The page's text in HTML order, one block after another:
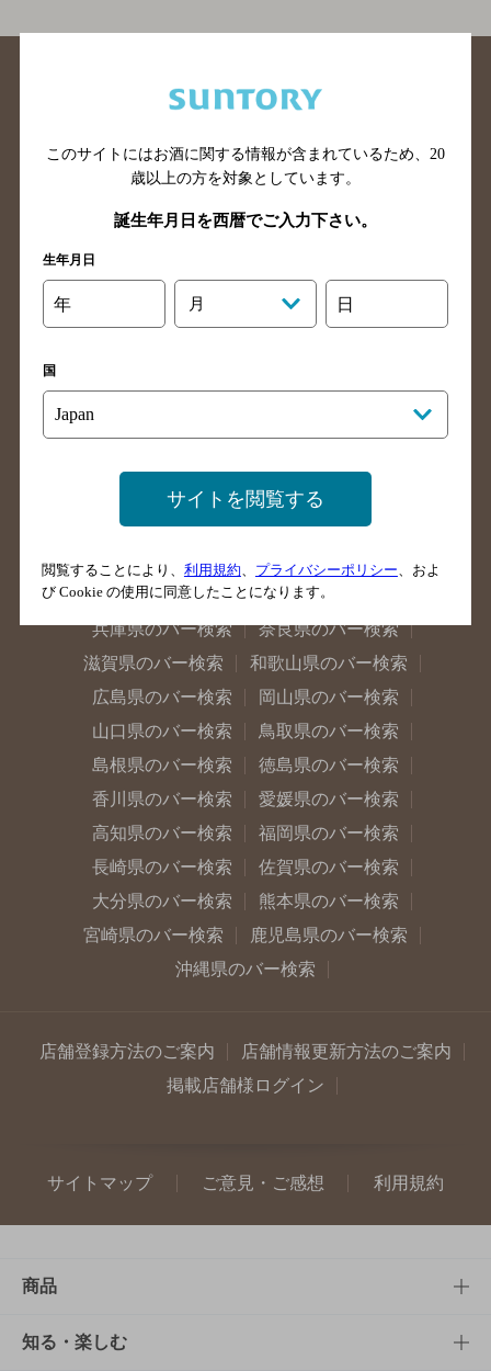
北海道のバー検索
青森県のバー検索
岩手県のバー検索
宮城県のバー検索
秋田県のバー検索
福島県のバー検索
茨城県のバー検索
栃木県のバー検索
群馬県のバー検索
新潟県のバー検索
東京都のバー検索
神奈川県のバー検索
静岡県のバー検索
三重県のバー検索
岐阜県のバー検索
富山県のバー検索
石川県のバー検索
福井県のバー検索
大阪府のバー検索
京都府のバー検索
兵庫県のバー検索
奈良県のバー検索
滋賀県のバー検索
和歌山県のバー検索
広島県のバー検索
岡山県のバー検索
山口県のバー検索
鳥取県のバー検索
島根県のバー検索
徳島県のバー検索
香川県のバー検索
愛媛県のバー検索
高知県のバー検索
福岡県のバー検索
長崎県のバー検索
佐賀県のバー検索
大分県のバー検索
熊本県のバー検索
宮崎県のバー検索
鹿児島県のバー検索
沖縄県のバー検索
店舗登録方法のご案内
店舗情報更新方法のご案内
掲載店舗様ログイン
サイトマップ ご意見・ご感想 利用規約
商品
商品TOP
知る・楽しむ
このサイトにはお酒に関する情報が含まれているため、 20
歳以上の方を対象としています。
誕生年月日を西暦でご入力下さい。
生年月日
年 月 日
国
サイトを閲覧する
閲覧することにより、 利用規約 プライバシーポリシー 、およ
び Cookie の使用に同意したことになります。